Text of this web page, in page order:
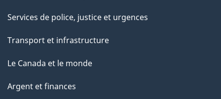
Services de police, justice et urgences
Transport et infrastructure
Le Canada et le monde
Argent et finances